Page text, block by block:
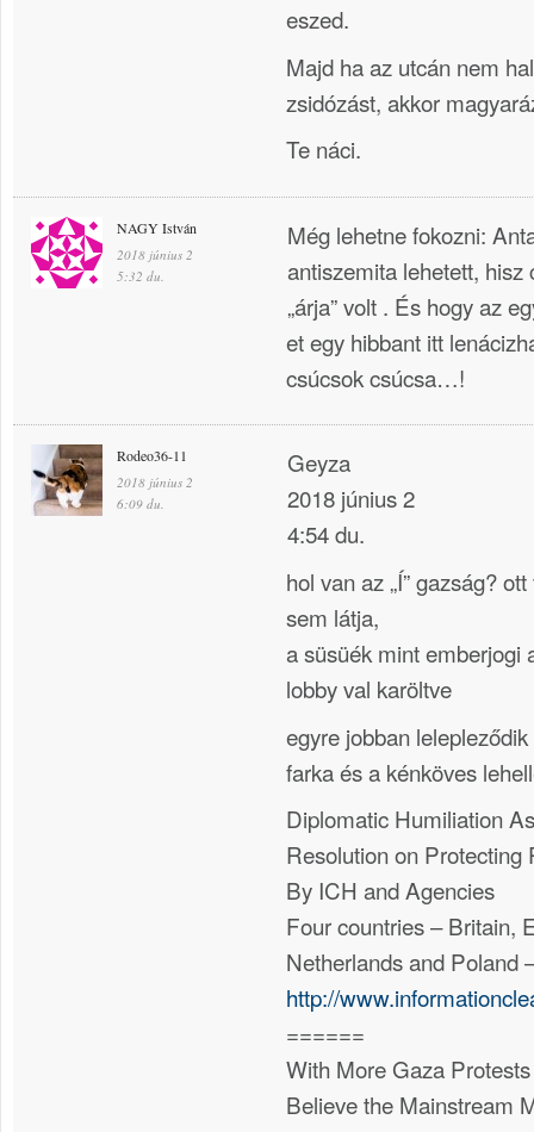
eszed.
Majd ha az utcán nem
zsidózást, akkor
Te náci.
NAGY István
2018 június 2
5:32 du.
Még lehetne fokozni:
antiszemita lehetett, hisz
„árja” volt . És hogy az
et egy hibbant itt
csúcsok csúcsa…!
Rodeo36-11
2018 június 2
6:09 du.
Geyza
2018 június 2
4:54 du.
hol van az „Í” gazság?
sem látja,
a süsüék mint emberjogi
lobby val karöltve
egyre jobban
farka és a kénköves
Diplomatic Humiliation
Resolution on Protecting
By ICH and Agencies
Four countries – Britain,
Netherlands and Poland
http://
======
With More Gaza
Believe the Mainstream